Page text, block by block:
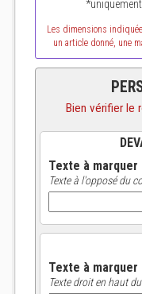
Les dimensions
un article donné, une
Bien vérifier le
Texte à marquer
Texte à l'opposé du
Texte à marquer
Texte droit en haut